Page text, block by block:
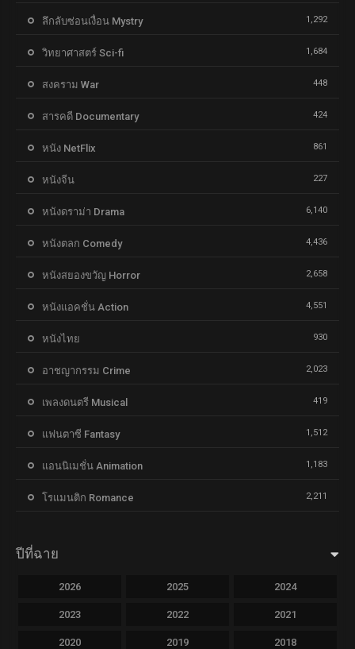
ลึกลับซ่อนเงื่อน Mystry 1,292
วิทยาศาสตร์ Sci-fi 1,684
สงคราม War 448
สารคดี Documentary 424
หนัง NetFlix 861
หนังจีน 227
หนังดราม่า Drama 6,140
หนังตลก Comedy 4,436
หนังสยองขวัญ Horror 2,658
หนังแอคชั่น Action 4,551
หนังไทย 930
อาชญากรรม Crime 2,023
เพลงดนตรี Musical 419
แฟนตาซี Fantasy 1,512
แอนนิเมชั่น Animation 1,183
โรแมนติก Romance 2,211
ปีที่ฉาย
2026 2025 2024
2023 2022 2021
2020 2019 2018